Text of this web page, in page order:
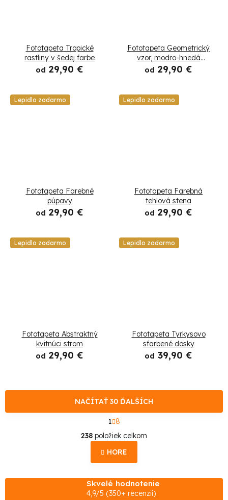
Fototapeta Tropické
rastliny v šedej farbe
od 29,90 €
Fototapeta Geometrický
vzor, modro-hnedá
tapiséria
od 29,90 €
Lepidlo zadarmo
Fototapeta Farebné
púpavy
od 29,90 €
Lepidlo zadarmo
Fototapeta Farebná
tehlová stena
od 29,90 €
Lepidlo zadarmo
Fototapeta Abstraktný
kvitnúci strom
od 29,90 €
Lepidlo zadarmo
Fototapeta Tyrkysovo
sfarbené dosky
od 39,90 €
O
v
l
á
d
NAČÍTAŤ 30 ĎALŠÍCH
S
t
r
á
n
v
a
n
1 8
238 položiek celkom
HORE
Skvelé hodnotenie
4,9/5 (350+ recenzií)